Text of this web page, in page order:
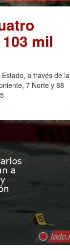
mil
a través de la
7 Norte y 88